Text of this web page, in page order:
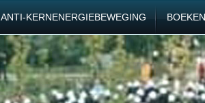
ANTI-KERNENERGIEBEWEGING BOEKEN